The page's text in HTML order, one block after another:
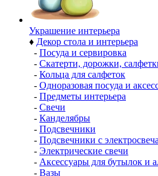
Украшение интерьера
♦ Декор стола и интерьера
- Посуда и сервировка
- Скатерти, дорожки,
- Кольца для салфеток
- Одноразовая посуда и
- Предметы интерьера
- Свечи
- Канделябры
- Подсвечники
- Подсвечники с
- Электрические свечи
- Аксессуары для бутылок и
- Вазы